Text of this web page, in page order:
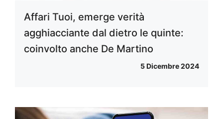
Affari Tuoi, emerge verità
agghiacciante dal dietro le quinte:
coinvolto anche De Martino
5 Dicembre 2024